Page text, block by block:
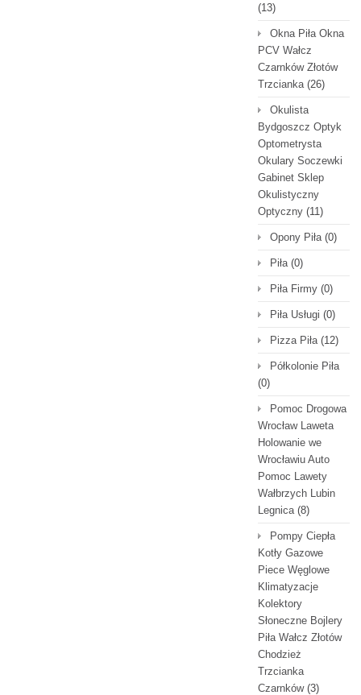
(13)
Okna Piła Okna
PCV Wałcz
Czarnków Złotów
Trzcianka(26)
Okulista
Bydgoszcz Optyk
Optometrysta
Okulary Soczewki
Gabinet Sklep
Okulistyczny
Optyczny (11)
Opony Piła(0)
Piła(0)
Piła Firmy (0)
Piła Usługi (0)
Pizza Piła(12)
Półkolonie Piła
(0)
Pomoc Drogowa
Wrocław Laweta
Holowanie we
Wrocławiu Auto
Pomoc Lawety
Wałbrzych Lubin
Legnica(8)
Pompy Ciepła
Kotły Gazowe
Piece Węglowe
Klimatyzacje
Kolektory
Słoneczne Bojlery
Piła Wałcz Złotów
Chodzież
Trzcianka
Czarnków(3)